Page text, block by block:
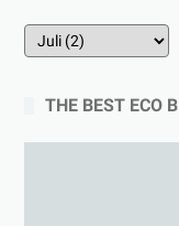
THE BEST ECO